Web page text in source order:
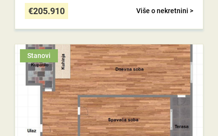
Više o nekretnini >
€205.910
Stanovi